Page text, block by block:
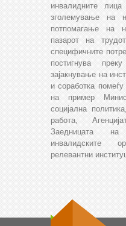
инвалидните
зголемување на
потпомагање на
пазарот на
специфичните
постигнува
зајакнување на
и соработка помеѓу
на пример
социјална
работа,
Заедницата
инвалидските
релевантни